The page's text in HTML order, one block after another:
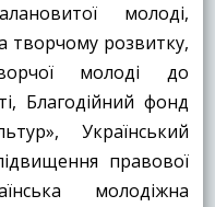
молоді,
творчому розвитку,
молоді до
Благодійний фонд
Український
правової
молодіжна